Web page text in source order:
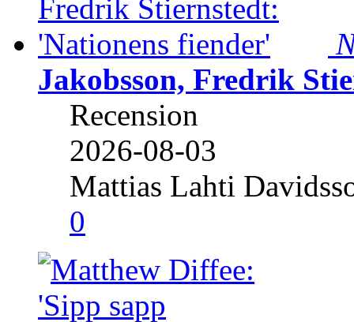
Jakobsson, Fredrik
Recension
2026-08-03
Mattias Lahti
0